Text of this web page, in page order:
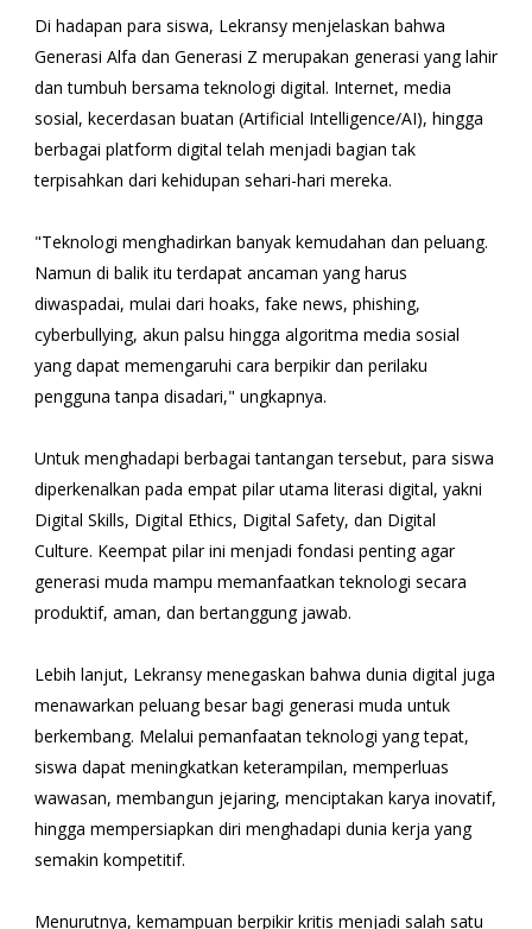
Di hadapan para siswa, Lekransy menjelaskan bahwa
Generasi Alfa dan Generasi Z merupakan generasi yang lahir
dan tumbuh bersama teknologi digital. Internet, media
sosial, kecerdasan buatan (Artificial Intelligence/AI), hingga
berbagai platform digital telah menjadi bagian tak
terpisahkan dari kehidupan sehari-hari mereka.
"Teknologi menghadirkan banyak kemudahan dan peluang.
Namun di balik itu terdapat ancaman yang harus
diwaspadai, mulai dari hoaks, fake news, phishing,
cyberbullying, akun palsu hingga algoritma media sosial
yang dapat memengaruhi cara berpikir dan perilaku
pengguna tanpa disadari," ungkapnya.
Untuk menghadapi berbagai tantangan tersebut, para siswa
diperkenalkan pada empat pilar utama literasi digital, yakni
Digital Skills, Digital Ethics, Digital Safety, dan Digital
Culture. Keempat pilar ini menjadi fondasi penting agar
generasi muda mampu memanfaatkan teknologi secara
produktif, aman, dan bertanggung jawab.
Lebih lanjut, Lekransy menegaskan bahwa dunia digital juga
menawarkan peluang besar bagi generasi muda untuk
berkembang. Melalui pemanfaatan teknologi yang tepat,
siswa dapat meningkatkan keterampilan, memperluas
wawasan, membangun jejaring, menciptakan karya inovatif,
hingga mempersiapkan diri menghadapi dunia kerja yang
semakin kompetitif.
Menurutnya, kemampuan berpikir kritis menjadi salah satu